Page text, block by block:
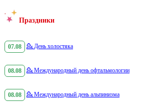
Праздники
07.08 💁 День холостяка
08.08 💁 Международный день офтальмологии
08.08 💁 Международный день альпинизма